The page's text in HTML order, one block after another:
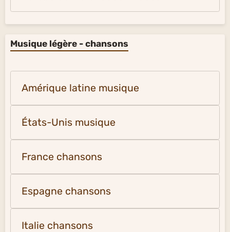
Musique légère - chansons
Amérique latine musique
États-Unis musique
France chansons
Espagne chansons
Italie chansons